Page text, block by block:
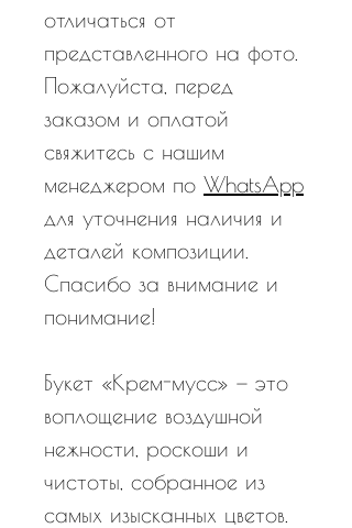
отличаться от
представленного на фото.
Пожалуйста, перед
заказом и оплатой
свяжитесь с нашим
менеджером по WhatsApp
для уточнения наличия и
деталей композиции.
Спасибо за внимание и
понимание!
Букет «Крем-мусс» — это
воплощение воздушной
нежности, роскоши и
чистоты, собранное из
самых изысканных цветов.